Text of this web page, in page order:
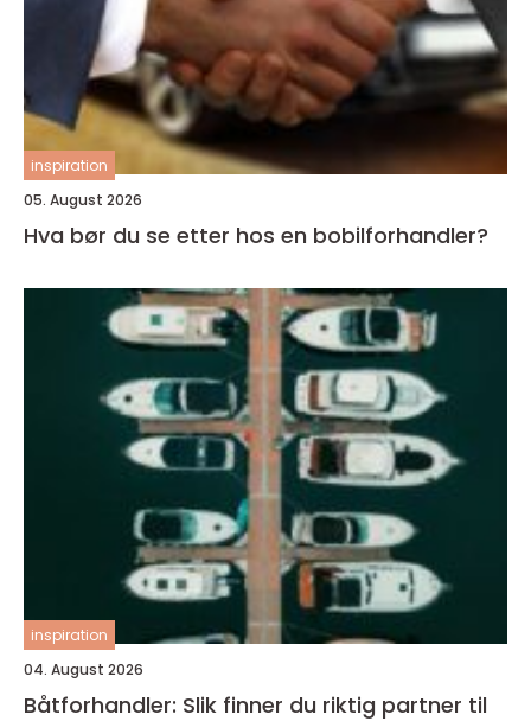
inspiration
05. August 2026
Hva bør du se etter hos en bobilforhandler?
inspiration
04. August 2026
Båtforhandler: Slik finner du riktig partner til